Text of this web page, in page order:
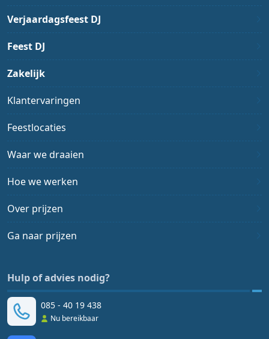
Verjaardagsfeest DJ
Feest DJ
Zakelijk
Klantervaringen
Feestlocaties
Waar we draaien
Hoe we werken
Over prijzen
Ga naar prijzen
Hulp of advies nodig?
085 - 40 19 438
Nu bereikbaar